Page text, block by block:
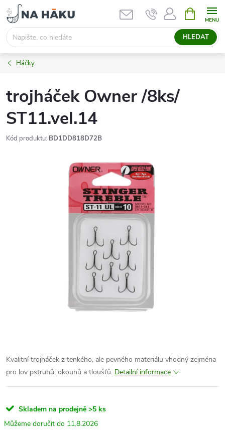
Přejít
na
obsah
HLEDAT
NÁKUPNÍ
KOŠÍK
Háčky
trojháček Owner /8ks/
ST11.vel.14
Kód produktu: BD1DD818D72B
Kvalitní trojháček z tenkého, ale pevného materiálu vhodný zejména
pro lov pstruhů, okounů a tloušťů. Detailní informace
Skladem na prodejně >5 ks
11.8.2026